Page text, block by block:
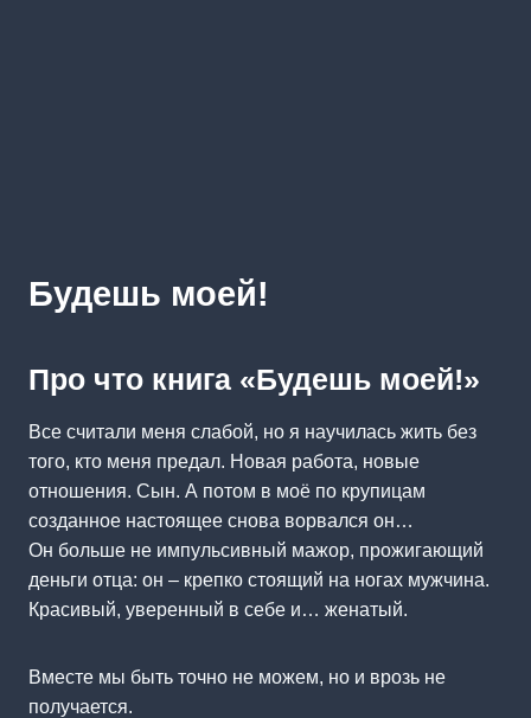
Будешь моей!
Про что книга «Будешь моей!»
Все считали меня слабой, но я научилась жить без
того, кто меня предал. Новая работа, новые
отношения. Сын. А потом в моё по крупицам
созданное настоящее снова ворвался он…
Он больше не импульсивный мажор, прожигающий
деньги отца: он – крепко стоящий на ногах мужчина.
Красивый, уверенный в себе и… женатый.
Вместе мы быть точно не можем, но и врозь не
получается.